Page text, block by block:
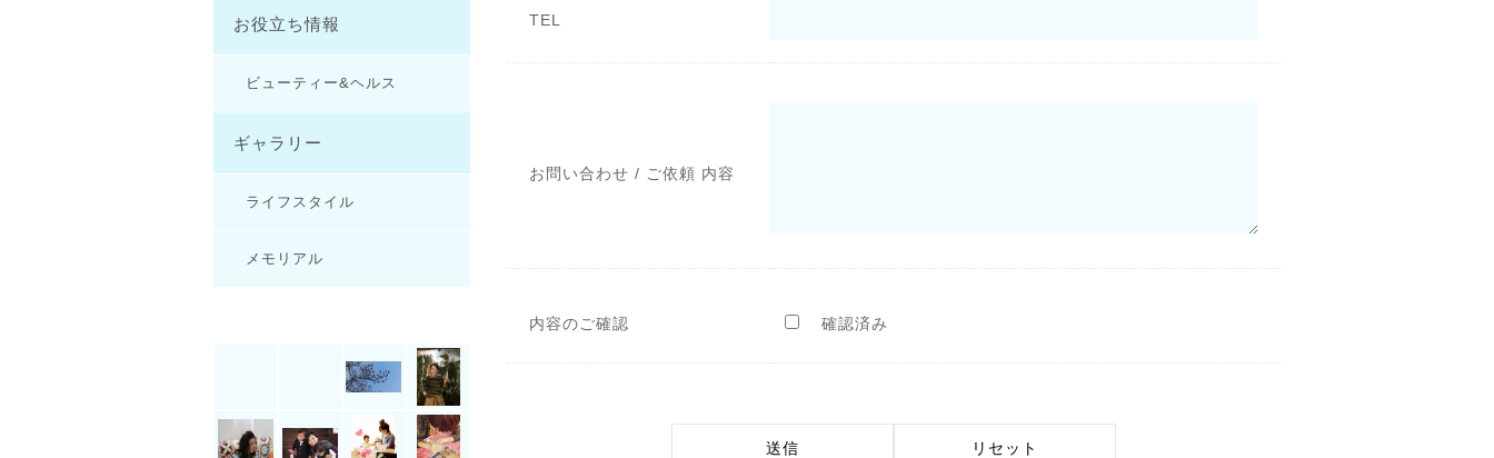
TEL
お問い合わせ / ご依頼 内容
内容のご確認 確認済み
お役立ち情報
ビューティー&ヘルス
ギャラリー
ライフスタイル
メモリアル